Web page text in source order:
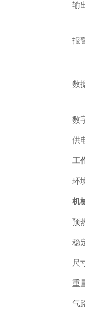
输
报
数
数
供
工
环
机
预
稳
尺
重
气